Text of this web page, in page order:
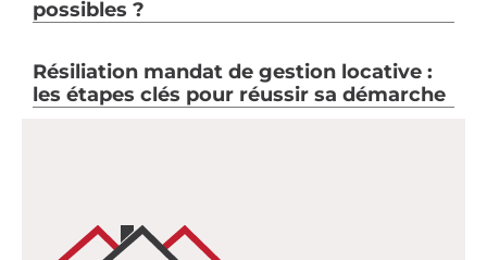
possibles ?
Résiliation mandat de gestion locative :
les étapes clés pour réussir sa démarche